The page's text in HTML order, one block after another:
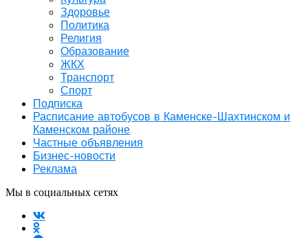
Здоровье
Политика
Религия
Образование
ЖКХ
Транспорт
Спорт
Подписка
Расписание автобусов в Каменске-Шахтинском и
Каменском районе
Частные объявления
Бизнес-новости
Реклама
Мы в социальных сетях